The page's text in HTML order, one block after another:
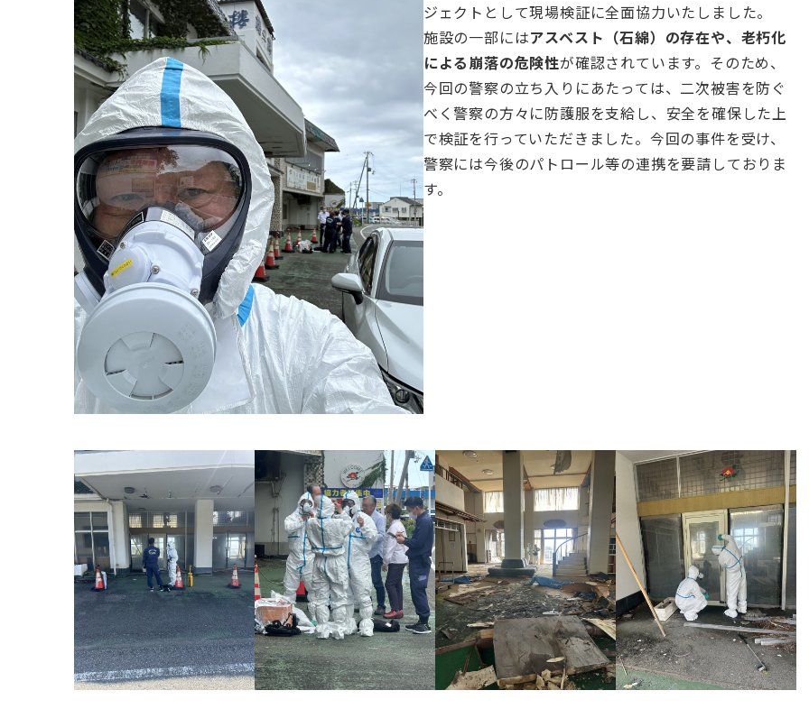
ジェクトとして現場検証に全面協力いたしました。
施設の一部にはアスベスト（石綿）の存在や、老朽化
による崩落の危険性が確認されています。そのため、
今回の警察の立ち入りにあたっては、二次被害を防ぐ
べく警察の方々に防護服を支給し、安全を確保した上
で検証を行っていただきました。今回の事件を受け、
警察には今後のパトロール等の連携を要請しておりま
す。